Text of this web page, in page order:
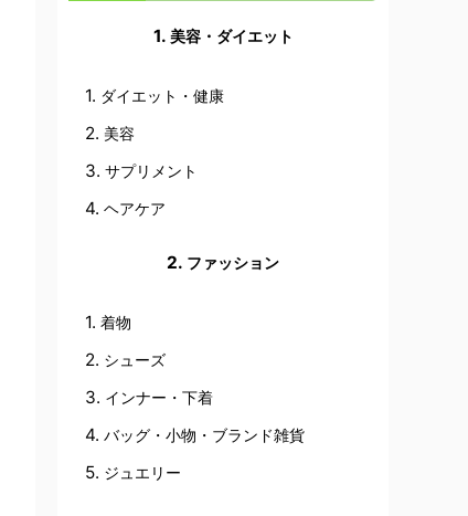
美容・ダイエット
ダイエット・健康
美容
サプリメント
ヘアケア
ファッション
着物
シューズ
インナー・下着
バッグ・小物・ブランド雑貨
ジュエリー